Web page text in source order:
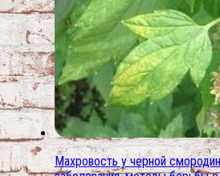
Махровость у черной